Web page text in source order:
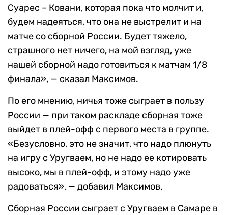
Суарес – Ковани, которая пока что молчит и,
будем надеяться, что она не выстрелит и на
матче со сборной России. Будет тяжело,
страшного нет ничего, на мой взгляд, уже
нашей сборной надо готовиться к матчам 1/8
финала», — сказал Максимов.
По его мнению, ничья тоже сыграет в пользу
России — при таком раскладе сборная тоже
выйдет в плей-офф с первого места в группе.
«Безусловно, это не значит, что надо плюнуть
на игру с Уругваем, но не надо ее котировать
высоко, мы в плей-офф, и этому надо уже
радоваться», — добавил Максимов.
Сборная России сыграет с Уругваем в Самаре в